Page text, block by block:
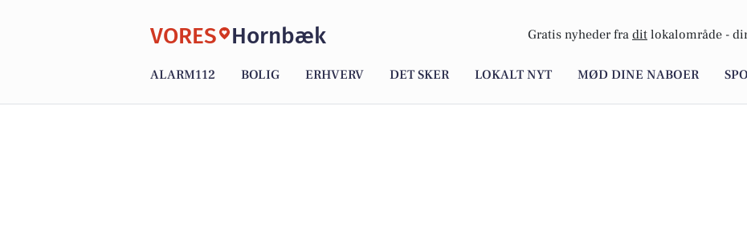
VORES Hornbæk Gratis nyheder fra dit lokalområde -
ALARM112 BOLIG ERHVERV DET SKER LOKALT NYT MØD DINE NABOER